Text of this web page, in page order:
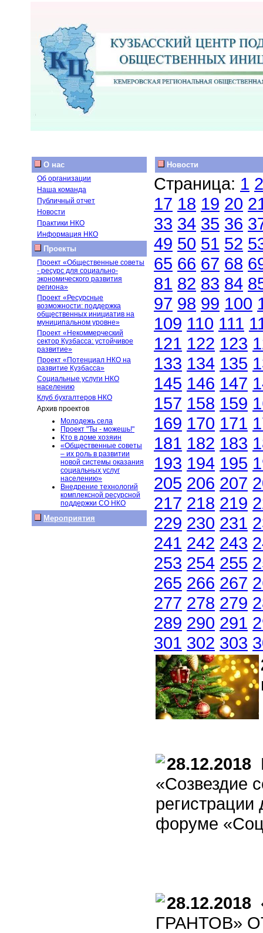
О нас
Об организации
Наша команда
Публичный отчет
Новости
Практики НКО
Информация НКО
Проекты
Проект «Общественные советы
- ресурс для социально-
экономического развития
региона»
Проект «Ресурсные
возможности: поддержка
общественных инициатив на
муниципальном уровне»
Проект «Некоммерческий
сектор Кузбасса: устойчивое
развитие»
Проект «Потенциал НКО на
развитие Кузбасса»
Социальные услуги НКО
населению
Клуб бухгалтеров НКО
Архив проектов
Молодежь села
Проект "Ты - можешь!"
Кто в доме хозяин
«Общественные советы
– их роль в развитии
новой системы оказания
социальных услуг
населению»
Внедрение технологий
комплексной ресурсной
поддержки СО НКО
Мероприятия
Новости
Страница: 1 2
17 18 19 20
33 34 35 36
49 50 51 52
65 66 67 68
81 82 83 84
97 98 99 100
109 110 111
121 122 123
133 134 135
145 146 147
157 158 159
169 170 171
181 182 183
193 194 195
205 206 207
217 218 219
229 230 231
241 242 243
253 254 255
265 266 267
277 278 279
289 290 291
301 302 303
28.12.2018
«Созвездие
форуме
28.12.2018
ГРАНТОВ»